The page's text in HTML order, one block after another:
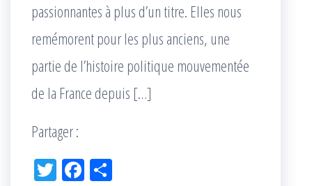
passionnantes à plus d’un titre. Elles nous
remémorent pour les plus anciens, une
partie de l’histoire politique mouvementée
de la France depuis […]
Partager :
Tw Fac